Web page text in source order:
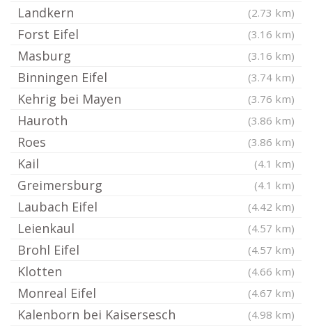
Landkern (2.73 km)
Forst Eifel (3.16 km)
Masburg (3.16 km)
Binningen Eifel (3.74 km)
Kehrig bei Mayen (3.76 km)
Hauroth (3.86 km)
Roes (3.86 km)
Kail (4.1 km)
Greimersburg (4.1 km)
Laubach Eifel (4.42 km)
Leienkaul (4.57 km)
Brohl Eifel (4.57 km)
Klotten (4.66 km)
Monreal Eifel (4.67 km)
Kalenborn bei Kaisersesch (4.98 km)